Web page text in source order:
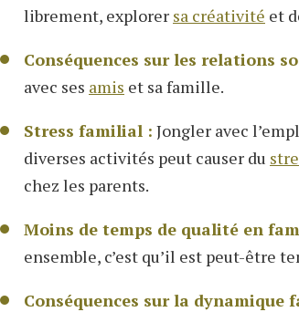
librement, explorer sa créativité et
Conséquences sur les relations
avec ses amis et sa famille.
Stress familial : Jongler avec
diverses activités peut causer du
chez les parents.
Moins de temps de qualité en
ensemble, c’est qu’il est peut-être
Conséquences sur la dynamique